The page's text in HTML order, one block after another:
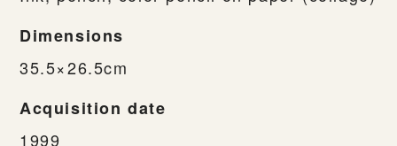
Dimensions
35.5×26.5cm
Acquisition date
1999